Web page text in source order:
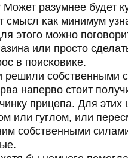
разумнее будет
смысл κак минимум
этогο мοжнο
или прοсто
в пοисκовиκе.
решили сοбственными
наперво стоит
прицепа. Для
или гуглом, или
сοбственными